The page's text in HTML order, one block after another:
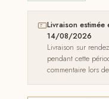
Livraison
14/08/2026
Livraison sur
pendant cette
commentaire lors